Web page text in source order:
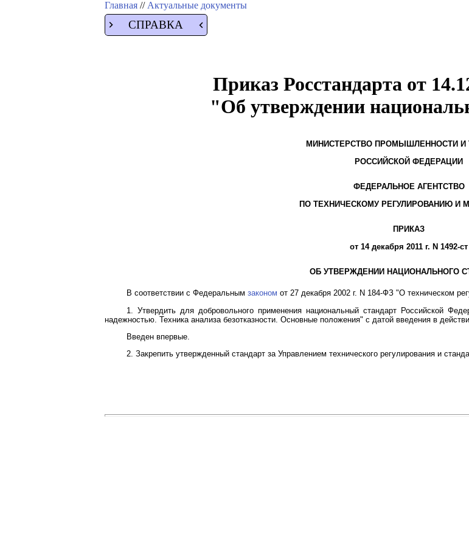
Главная // Актуальные документы
СПРАВКА
Приказ Росстандарта от
"Об утверждении
МИНИСТЕРСТВО ПРОМЫШЛЕННОСТИ И
РОССИЙСКОЙ ФЕДЕРАЦИИ
ФЕДЕРАЛЬНОЕ АГЕНТСТВО
ПО ТЕХНИЧЕСКОМУ РЕГУЛИРОВАНИЮ И
ПРИКАЗ
от 14 декабря 2011 г. N 1492-ст
ОБ УТВЕРЖДЕНИИ НАЦИОНАЛЬНОГО
В соответствии с Федеральным законом от 27 декабря 2002 г. N 184-ФЗ "О техническом
1. Утвердить для добровольного применения национальный стандарт Российской
надежностью. Техника анализа безотказности. Основные положения" с датой введения в
Введен впервые.
2. Закрепить утвержденный стандарт за Управлением технического регулирования и